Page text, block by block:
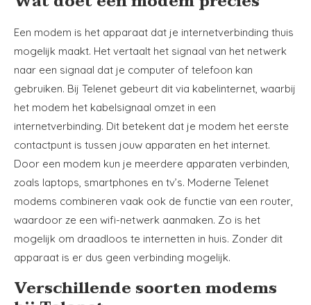
Een modem is het apparaat dat je internetverbinding thuis
mogelijk maakt. Het vertaalt het signaal van het netwerk
naar een signaal dat je computer of telefoon kan
gebruiken. Bij Telenet gebeurt dit via kabelinternet, waarbij
het modem het kabelsignaal omzet in een
internetverbinding. Dit betekent dat je modem het eerste
contactpunt is tussen jouw apparaten en het internet.
Door een modem kun je meerdere apparaten verbinden,
zoals laptops, smartphones en tv’s. Moderne Telenet
modems combineren vaak ook de functie van een router,
waardoor ze een wifi-netwerk aanmaken. Zo is het
mogelijk om draadloos te internetten in huis. Zonder dit
apparaat is er dus geen verbinding mogelijk.
Verschillende soorten modems